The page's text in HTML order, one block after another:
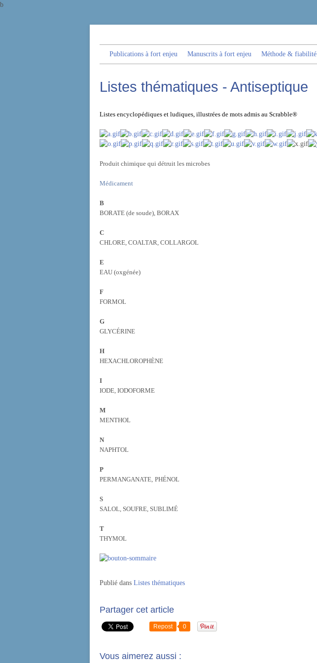
b
Publications à fort enjeu Manuscrits à fort enjeu Méthode & fiabilité
Listes thématiques - Antiseptique
Listes encyclopédiques et ludiques, illustrées de mots admis au Scrabble®
Produit chimique qui détruit les microbes
Médicament
B
BORATE (de soude), BORAX
C
CHLORE, COALTAR, COLLARGOL
E
EAU (oxgénée)
F
FORMOL
G
GLYCÉRINE
H
HEXACHLOROPHÈNE
I
IODE, IODOFORME
M
MENTHOL
N
NAPHTOL
P
PERMANGANATE, PHÉNOL
S
SALOL, SOUFRE, SUBLIMÉ
T
THYMOL
Publié dans Listes thématiques
Partager cet article
Repost 0
Vous aimerez aussi :